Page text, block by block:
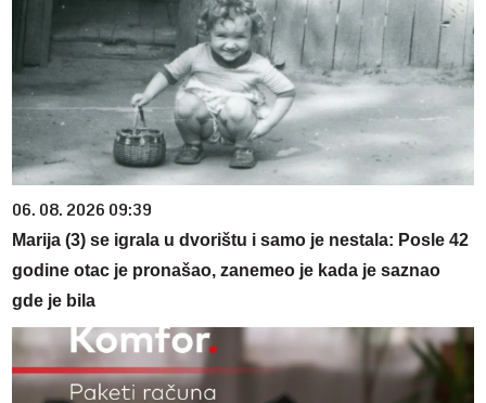
06. 08. 2026 09:39
Marija (3) se igrala u dvorištu i samo je nestala: Posle 42
godine otac je pronašao, zanemeo je kada je saznao
gde je bila